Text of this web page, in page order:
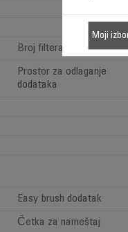
Broj filtera
Prostor za odlaganje
dodataka
Easy brush dodatak
Četka za nameštaj
Moji